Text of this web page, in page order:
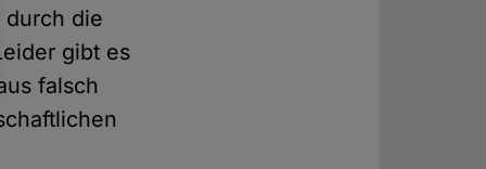
durch die
gibt es
falsch